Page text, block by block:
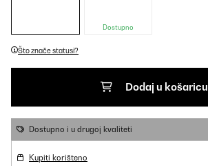
Dostupno
Što znače statusi?
Dodaj u košaricu
Dostupno i u drugoj kvaliteti
Kupiti korišteno